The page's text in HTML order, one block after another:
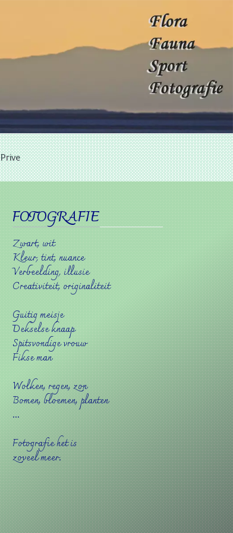
Prive
FOTOGRAFIE
Zwart, wit
Kleur, tint, nuance
Verbeelding, illusie
Creativiteit, originaliteit
Guitig meisje
Dekselse knaap
Spitsvondige vrouw
Fikse man
Wolken, regen, zon
Bomen, bloemen, planten
...
Fotografie het is
zoveel meer.